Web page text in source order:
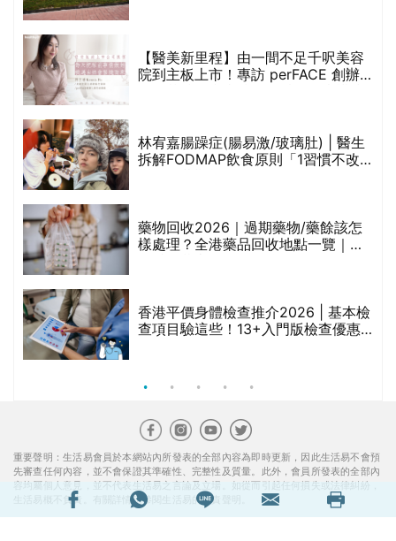
【醫美新里程】由一間不足千呎美容
院到主板上市！專訪 perFACE 創辦
林宥嘉腸躁症(腸易激/玻璃肚) | 醫生
拆解FODMAP飲食原則「1習慣不改
藥物回收2026｜過期藥物/藥餘該怎
樣處理？全港藥品回收地點一覽｜屈
香港平價身體檢查推介2026 | 基本檢
查項目驗這些！13+入門版檢查優惠
重要聲明：生活易會員於本網站內所發表的全部內容為即時更新，因此生活易不會預
先審查任何內容，並不會保證其準確性、完整性及質量。此外，會員所發表的全部內
容均屬個人意見，並不代表生活易之言論及立場。如從而引起任何損失或法律糾紛，
生活易概不負責。有關詳情請參閱生活易的免責聲明。